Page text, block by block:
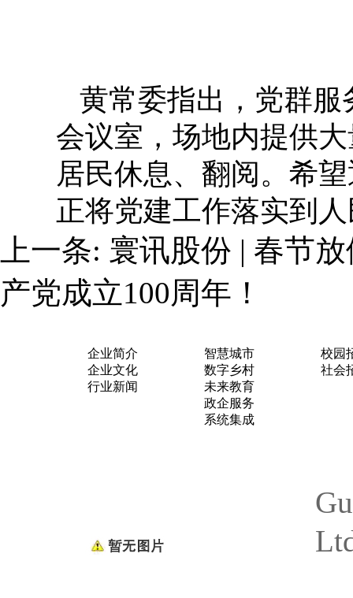
黄常委指出，党群
会议室，场地内提供
居民休息、翻阅。希
正将党建工作落实到
上一条: 寰讯股份 | 春节
产党成立100周年！
企业简介
企业文化
行业新闻
智慧城市
数字乡村
未来教育
政企服务
系统集成
校园
社会